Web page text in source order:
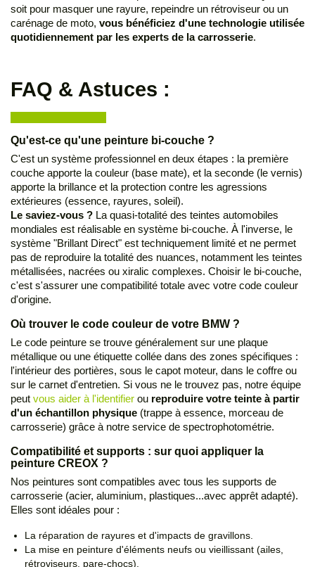
soit pour masquer une rayure, repeindre un rétroviseur ou un
carénage de moto, vous bénéficiez d'une technologie utilisée
quotidiennement par les experts de la carrosserie.
FAQ & Astuces :
Qu'est-ce qu'une peinture bi-couche ?
C'est un système professionnel en deux étapes : la première
couche apporte la couleur (base mate), et la seconde (le vernis)
apporte la brillance et la protection contre les agressions
extérieures (essence, rayures, soleil).
Le saviez-vous ? La quasi-totalité des teintes automobiles
mondiales est réalisable en système bi-couche. À l'inverse, le
système "Brillant Direct" est techniquement limité et ne permet
pas de reproduire la totalité des nuances, notamment les teintes
métallisées, nacrées ou xiralic complexes. Choisir le bi-couche,
c'est s'assurer une compatibilité totale avec votre code couleur
d'origine.
Où trouver le code couleur de votre BMW ?
Le code peinture se trouve généralement sur une plaque
métallique ou une étiquette collée dans des zones spécifiques :
l'intérieur des portières, sous le capot moteur, dans le coffre ou
sur le carnet d'entretien. Si vous ne le trouvez pas, notre équipe
peut vous aider à l'identifier ou reproduire votre teinte à partir
d'un échantillon physique (trappe à essence, morceau de
carrosserie) grâce à notre service de spectrophotométrie.
Compatibilité et supports : sur quoi appliquer la
peinture CREOX ?
Nos peintures sont compatibles avec tous les supports de
carrosserie (acier, aluminium, plastiques...avec apprêt adapté).
Elles sont idéales pour :
La réparation de rayures et d'impacts de gravillons.
La mise en peinture d'éléments neufs ou vieillissant (ailes,
rétroviseurs, pare-chocs).